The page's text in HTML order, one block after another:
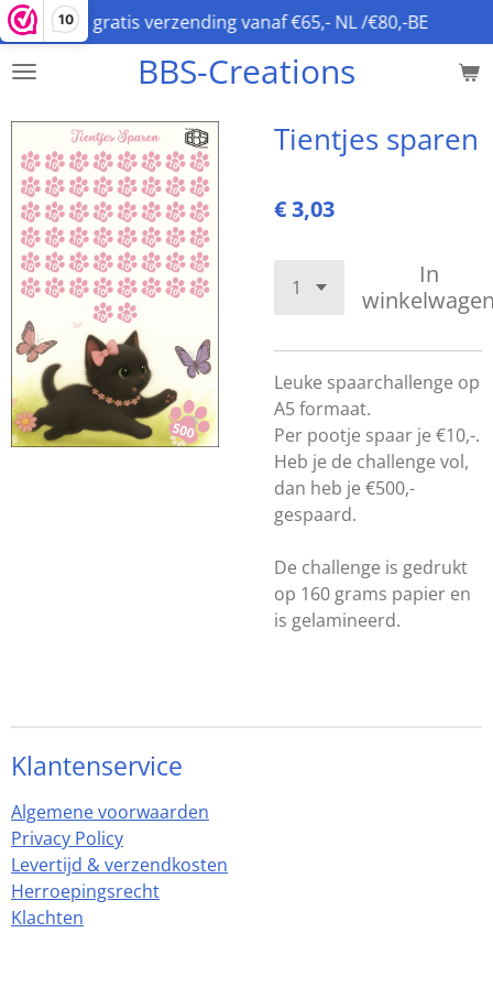
10
Ga
direct
naar
hoofdinhoud
BBS-Creations
gratis verzending vanaf €65,- NL /€80,-BE
Tientjes sparen
€ 3,03
In
Leuke spaarchallenge op
A5 formaat.
Per pootje spaar je €10,-.
Heb je de challenge vol,
dan heb je €500,-
gespaard.
De challenge is gedrukt
op 160 grams papier en
is gelamineerd.
Klantenservice
Algemene voorwaarden
Privacy Policy
Levertijd & verzendkosten
Herroepingsrecht
Klachten